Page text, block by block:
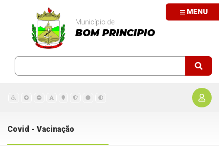
MENU
Município de
BOM PRINCIPIO
Covid - Vacinação